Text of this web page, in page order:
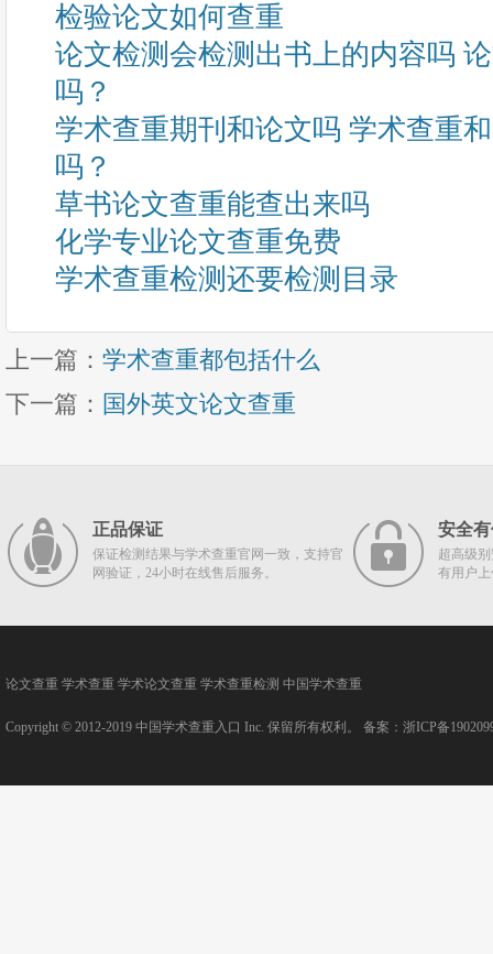
检验论文如何查重
论文检测会检测出书上的内容吗
吗？
学术查重期刊和论文吗 学术查重
吗？
草书论文查重能查出来吗
化学专业论文查重免费
学术查重检测还要检测目录
上一篇： 学术查重都包括什么
下一篇： 国外英文论文查重
正品保证
保证检测结果与学术查重官网一致，支持官
网验证，24小时在线售后服务。
安全
超高级
有用户
论文查重 学术查重 学术论文查重 学术查重检测 中国学术查重
Copyright © 2012-2019 中国学术查重入口 Inc. 保留所有权利。 备案： 浙ICP备